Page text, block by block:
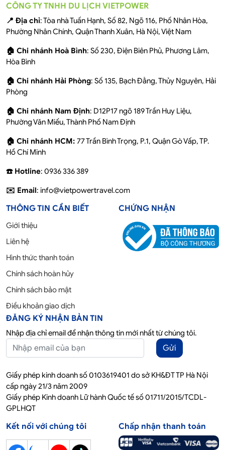
CÔNG TY TNHH DU LỊCH VIETPOWER
📍 Địa chỉ: Tòa nhà Tuấn Hạnh, Số 82, Ngõ 116, Phố Nhân Hòa,
Phường Nhân Chính, Quận Thanh Xuân, Hà Nội, Việt Nam
🏠 Chi nhánh Hoà Bình: Số 230, Điện Biên Phủ, Phương Lâm,
Hòa Bình
🏠 Chi nhánh Hải Phòng: Số 135, Bạch Đằng, Thủy Nguyên, Hải
Phòng
🏠 Chi nhánh Nam Định: D12P17 ngõ 189 Trần Huy Liệu,
Phường Văn Miếu, Thành Phố Nam Định
🏠 Chi nhánh HCM: 77 Trần Bình Trọng, P.1, Quận Gò Vấp, TP.
Hồ Chí Minh
☎️ Hotline: 0936 336 389
✉️ Email: info@vietpowertravel.com
THÔNG TIN CẦN BIẾT
Giới thiệu
Liên hệ
Hình thức thanh toán
Chính sách hoàn hủy
Chính sách bảo mật
Điều khoản giao dịch
CHỨNG NHẬN
ĐĂNG KÝ NHẬN BẢN TIN
Nhập địa chỉ email để nhận thông tin mới nhất từ chúng tôi.
Gửi
Giấy phép kinh doanh số 0103619401 do sở KH&ĐT TP Hà Nội
cấp ngày 21/3 năm 2009
Giấy phép Kinh doanh Lữ hành Quốc tế số 01711/2015/TCDL-
GPLHQT
Kết nối với chúng tôi Chấp nhận thanh toán